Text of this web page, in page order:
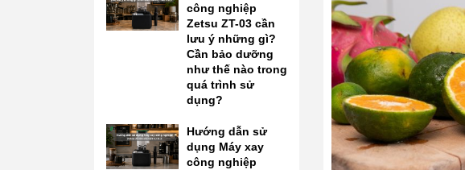
công nghiệp
Zetsu ZT-03 cần
lưu ý những gì?
Cần bảo dưỡng
như thế nào trong
quá trình sử
dụng?
Hướng dẫn sử
dụng Máy xay
công nghiệp